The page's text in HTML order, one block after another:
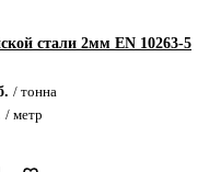
стали 2мм EN 10263-5
/ тонна
/ метр